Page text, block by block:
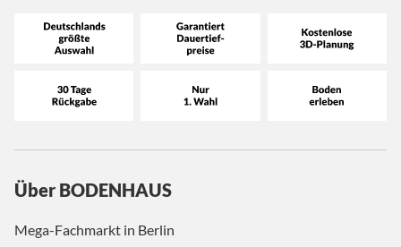
Über BODENHAUS
Mega-Fachmarkt in Berlin